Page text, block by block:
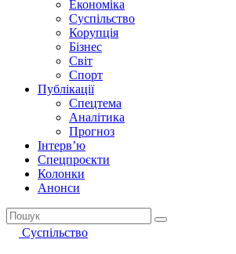
Економіка
Суспільство
Корупція
Бізнес
Світ
Спорт
Публікації
Спецтема
Аналітика
Прогноз
Інтерв’ю
Спецпроєкти
Колонки
Анонси
Суспільство